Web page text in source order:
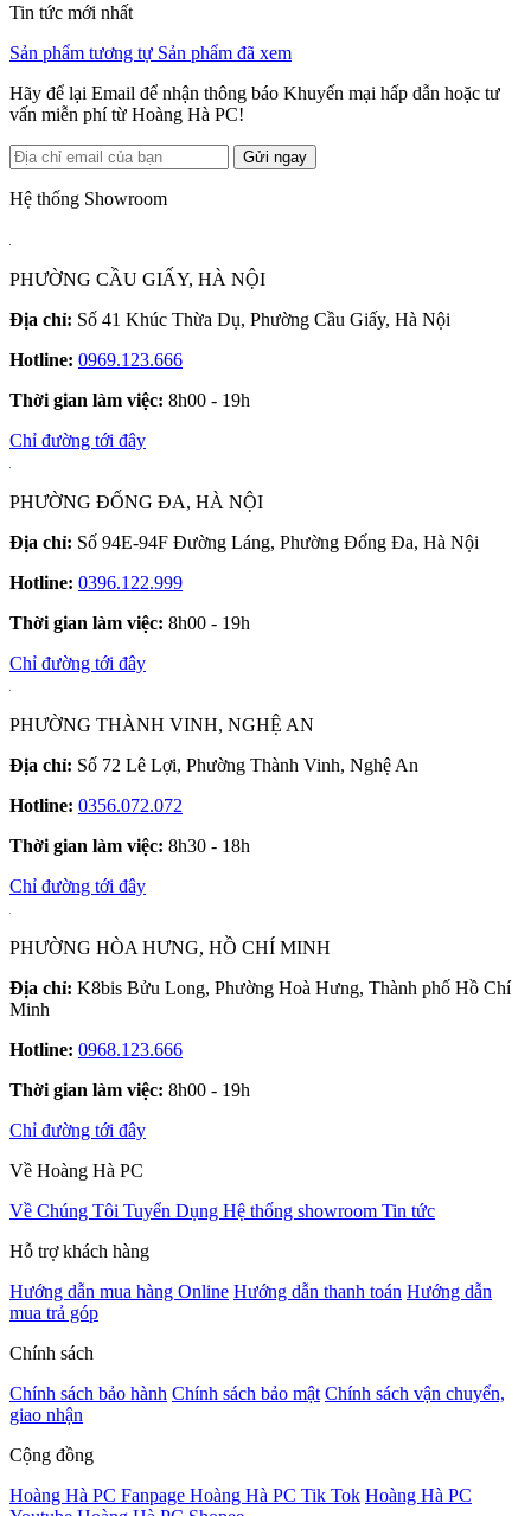
Tin tức mới nhất
Sản phẩm tương tự Sản phẩm đã xem
Hãy để lại Email để nhận thông báo Khuyến mại hấp dẫn hoặc tư
vấn miễn phí từ Hoàng Hà PC!
Gửi ngay
Hệ thống Showroom
PHƯỜNG CẦU GIẤY, HÀ NỘI
Địa chỉ: Số 41 Khúc Thừa Dụ, Phường Cầu Giấy, Hà Nội
Hotline: 0969.123.666
Thời gian làm việc: 8h00 - 19h
Chỉ đường tới đây
PHƯỜNG ĐỐNG ĐA, HÀ NỘI
Địa chỉ: Số 94E-94F Đường Láng, Phường Đống Đa, Hà Nội
Hotline: 0396.122.999
Thời gian làm việc: 8h00 - 19h
Chỉ đường tới đây
PHƯỜNG THÀNH VINH, NGHỆ AN
Địa chỉ: Số 72 Lê Lợi, Phường Thành Vinh, Nghệ An
Hotline: 0356.072.072
Thời gian làm việc: 8h30 - 18h
Chỉ đường tới đây
PHƯỜNG HÒA HƯNG, HỒ CHÍ MINH
Địa chỉ: K8bis Bửu Long, Phường Hoà Hưng, Thành phố Hồ Chí
Minh
Hotline: 0968.123.666
Thời gian làm việc: 8h00 - 19h
Chỉ đường tới đây
Về Hoàng Hà PC
Về Chúng Tôi Tuyển Dụng Hệ thống showroom Tin tức
Hỗ trợ khách hàng
Hướng dẫn mua hàng Online Hướng dẫn thanh toán Hướng dẫn
mua trả góp
Chính sách
Chính sách bảo hành Chính sách bảo mật Chính sách vận chuyển,
giao nhận
Cộng đồng
Hoàng Hà PC Fanpage Hoàng Hà PC Tik Tok Hoàng Hà PC